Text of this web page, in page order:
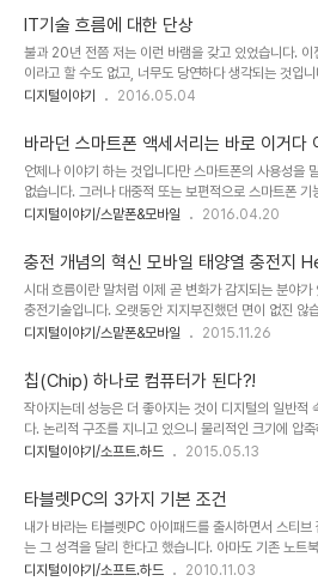
기간동안 이렇다 할 이..
Always Wondered About (With Answers)) 다른
심을 갖게 되는 것이라면 좀 더 깊이 알아보는 건 당연한
하지만 그럼에도 알아 보는 것의 한계랄지... 어느 정도
하는 것이 대부분이 아닌가 생각되었습니다. 당뇨와 관
던 "당"에 대한 의미를 찾아 보던 중 문득 떠오른 생각이
IT기술 흐름에 대한 단상
불과 20년 전쯤 저는 이런 바램을 갖고 있었습니다. 이
이라고 할 수도 없고, 너무도 당연하다 생각되는 것입
로 음악을 들을 수 있으면 좋겠다. 상상이 가나요? ㅎ제
을 듣는 건 고작해야 Midi 수준이었죠. mp3가 나오기
솔직히 기계음에 불과한 노래방 프로그램이었지만 ims
된 Midi파일을 재생하는 Ocplay나 IMplay 프로그램
덕지 했던 때이기도 합니다. 사운드카드라고 해봐야 8
하던 옥소리, 사운드블라스터가 고작이었던 때였구요.
되면서 어느 순간 컴..
디지털이야기 2016.05.04
바라던 스마트폰 액세서리는 바로 이거다
언제나 이야기 하는 것입니다만 스마트폰의 사용성을
없습니다. 그러나 대중적 또는 보편적으로 스마트폰 기
또는 중요하게 생각하는 것을 꼽으라고 한다면 아무래
한계는 분명했습니다. 기존 똑딱이 카메라를 모두 삼켜
세가 대단했지만 광학 렌즈를 장착하기 어려운 스마트폰
딘가 채워지지 않는 그 부족한 느낌은 10년 가까운 모
변함없는 상황입니다. 물론, 별도로 카메라 모듈만 따
이 또는 블루투스로 스마트폰과 연결하여 사진을 찍는
킨 후 별도의 렌즈를 장착하여 사용하는 제품..
디지털이야기/스맡폰&모바일 2016.04.20
충전 개념의 혁신 모바일 태양열 충전지
시대 흐름이란 말처럼 이제 곧 변화가 감지되는 분야가
충전기술입니다. 오랫동안 지지부진했던 면이 없진 않
모바일 시대에 전력을 공급하는 방법은 기존 전자기기
를 제공하는 원인이었습니다. 모바일의 활용의 정점이
어러블의 발목을 잡은 근본 원인 역시 전력 공급 방법의
지 않았다는 점이 지목됩니다. 이미지 출처:
cochlearimplantonline.com 다행스러운 건 -아직
할 순 없다 하더라도- 이러한 불편함과 발전의 저해에
중 하나가 얼마 전 애플에서 특허로 등록하고..
디지털이야기/스맡폰&모바일 2015.11.26
칩(Chip) 하나로 컴퓨터가 된다?!
작아지는데 성능은 더 좋아지는 것이 디지털의 일반적
다. 논리적 구조를 지니고 있으니 물리적인 크기에 압
것을 담을 수 있는 방향이 디지털의 흐름이기 때문일 겁
이었죠. 그때의 영향을 받아 적잖은 이들이 지금도 유사
한 버전들이 만들어지고 있습니다만... Did You
가장 인상 깊었던 버전이 Did You Know? 4.0입니다
분들이라면 꼭 한번 보시길 강권합니다. 아래 링크를 남
참고로 제가 좋아하는 마하반야님과 Hana님께서 번역
디지털이야기/소프트.하드 2015.05.13
타블렛PC의 3가지 기본 조건
내가 바라는 타블렛PC 아이패드를 출시하면서 스티브
는 그 성격을 달리 한다고 했습니다. 아마도 기존 노트
형태의 타블렛PC와 차별화 하고자 했을 겁니다. 그 말
디지털이야기/소프트.하드 2010.11.03